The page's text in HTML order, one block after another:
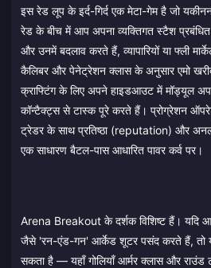
इस रेड लूप के इर्द-गिर्द एक मेटा-गेम है जो
रेड के बीच में आप अपना व्यक्तिगत स्टैश प्रबंधित
और उनमें बदलाव करते हैं, व्यापारियों या फ्ली
कैलिबर और पेनेट्रेशन क्लास के अनुसार एमो
क्राफ्टिंग के लिए अपने हाइडआउट में मॉड्यूल
कॉन्टैक्ट्स से टास्क पूरे करते हैं। प्रोग्रेशन
ट्रेडर के साथ प्रतिष्ठा (reputation) और
एक साधारण बैटल-पास आधारित पावर कर्व पर।
Arena Breakout के दर्शक विशिष्ट हैं।
जैसे 'रन-एंड-गन' आर्केड शूटर पसंद करते हैं, तो
सकता है — यहाँ गोलियाँ आर्मर क्लास और राउंड